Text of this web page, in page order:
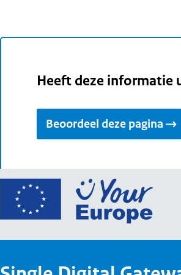
Heeft deze informatie
Beoordeel deze pagina
Ga